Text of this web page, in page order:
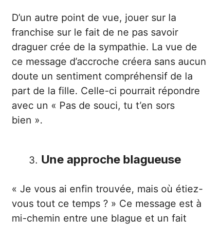
D’un autre point de vue, jouer sur la
franchise sur le fait de ne pas savoir
draguer crée de la sympathie. La vue de
ce message d’accroche créera sans aucun
doute un sentiment compréhensif de la
part de la fille. Celle-ci pourrait répondre
avec un « Pas de souci, tu t’en sors
bien ».
Une approche blagueuse
« Je vous ai enfin trouvée, mais où étiez-
vous tout ce temps ? » Ce message est à
mi-chemin entre une blague et un fait